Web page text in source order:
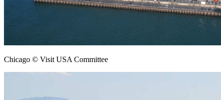
Chicago © Visit USA Committee